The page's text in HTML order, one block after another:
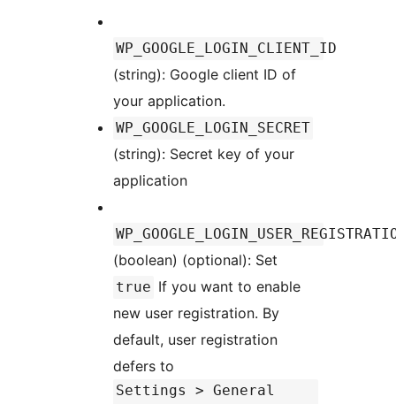
WP_GOOGLE_LOGIN_CLIENT_ID
(string): Google client ID of
your application.
WP_GOOGLE_LOGIN_SECRET
(string): Secret key of your
application
(boolean) (optional): Set
true If you want to enable
new user registration. By
default, user registration
defers to
Settings > General